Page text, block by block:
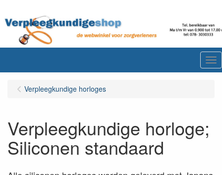
Verpleegkundige horloges
Verpleegkundige horloge;
Siliconen standaard